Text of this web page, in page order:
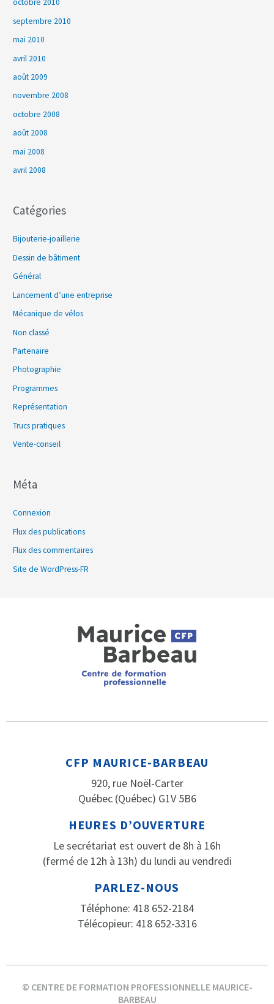
octobre 2010
septembre 2010
mai 2010
avril 2010
août 2009
novembre 2008
octobre 2008
août 2008
mai 2008
avril 2008
Catégories
Bijouterie-joaillerie
Dessin de bâtiment
Général
Lancement d’une entreprise
Mécanique de vélos
Non classé
Partenaire
Photographie
Programmes
Représentation
Trucs pratiques
Vente-conseil
Méta
Connexion
Flux des publications
Flux des commentaires
Site de WordPress-FR
CFP MAURICE-BARBEAU
920, rue Noël-Carter
Québec (Québec) G1V 5B6
HEURES D’OUVERTURE
Le secrétariat est ouvert de 8h à 16h
(fermé de 12h à 13h) du lundi au vendredi
PARLEZ-NOUS
Téléphone: 418 652-2184
Télécopieur: 418 652-3316
© CENTRE DE FORMATION PROFESSIONNELLE MAURICE-
BARBEAU